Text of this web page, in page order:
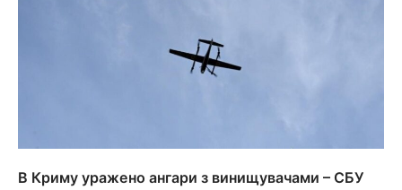
В Криму уражено ангари з винищувачами – СБУ